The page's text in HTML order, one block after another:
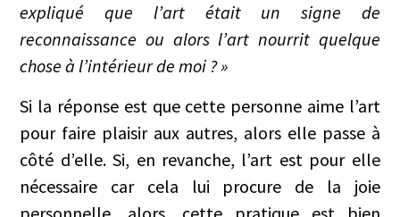
expliqué que l’art était un signe de
reconnaissance ou alors l’art nourrit quelque
chose à l’intérieur de moi ? »
Si la réponse est que cette personne aime l’art
pour faire plaisir aux autres, alors elle passe à
côté d’elle. Si, en revanche, l’art est pour elle
nécessaire car cela lui procure de la joie